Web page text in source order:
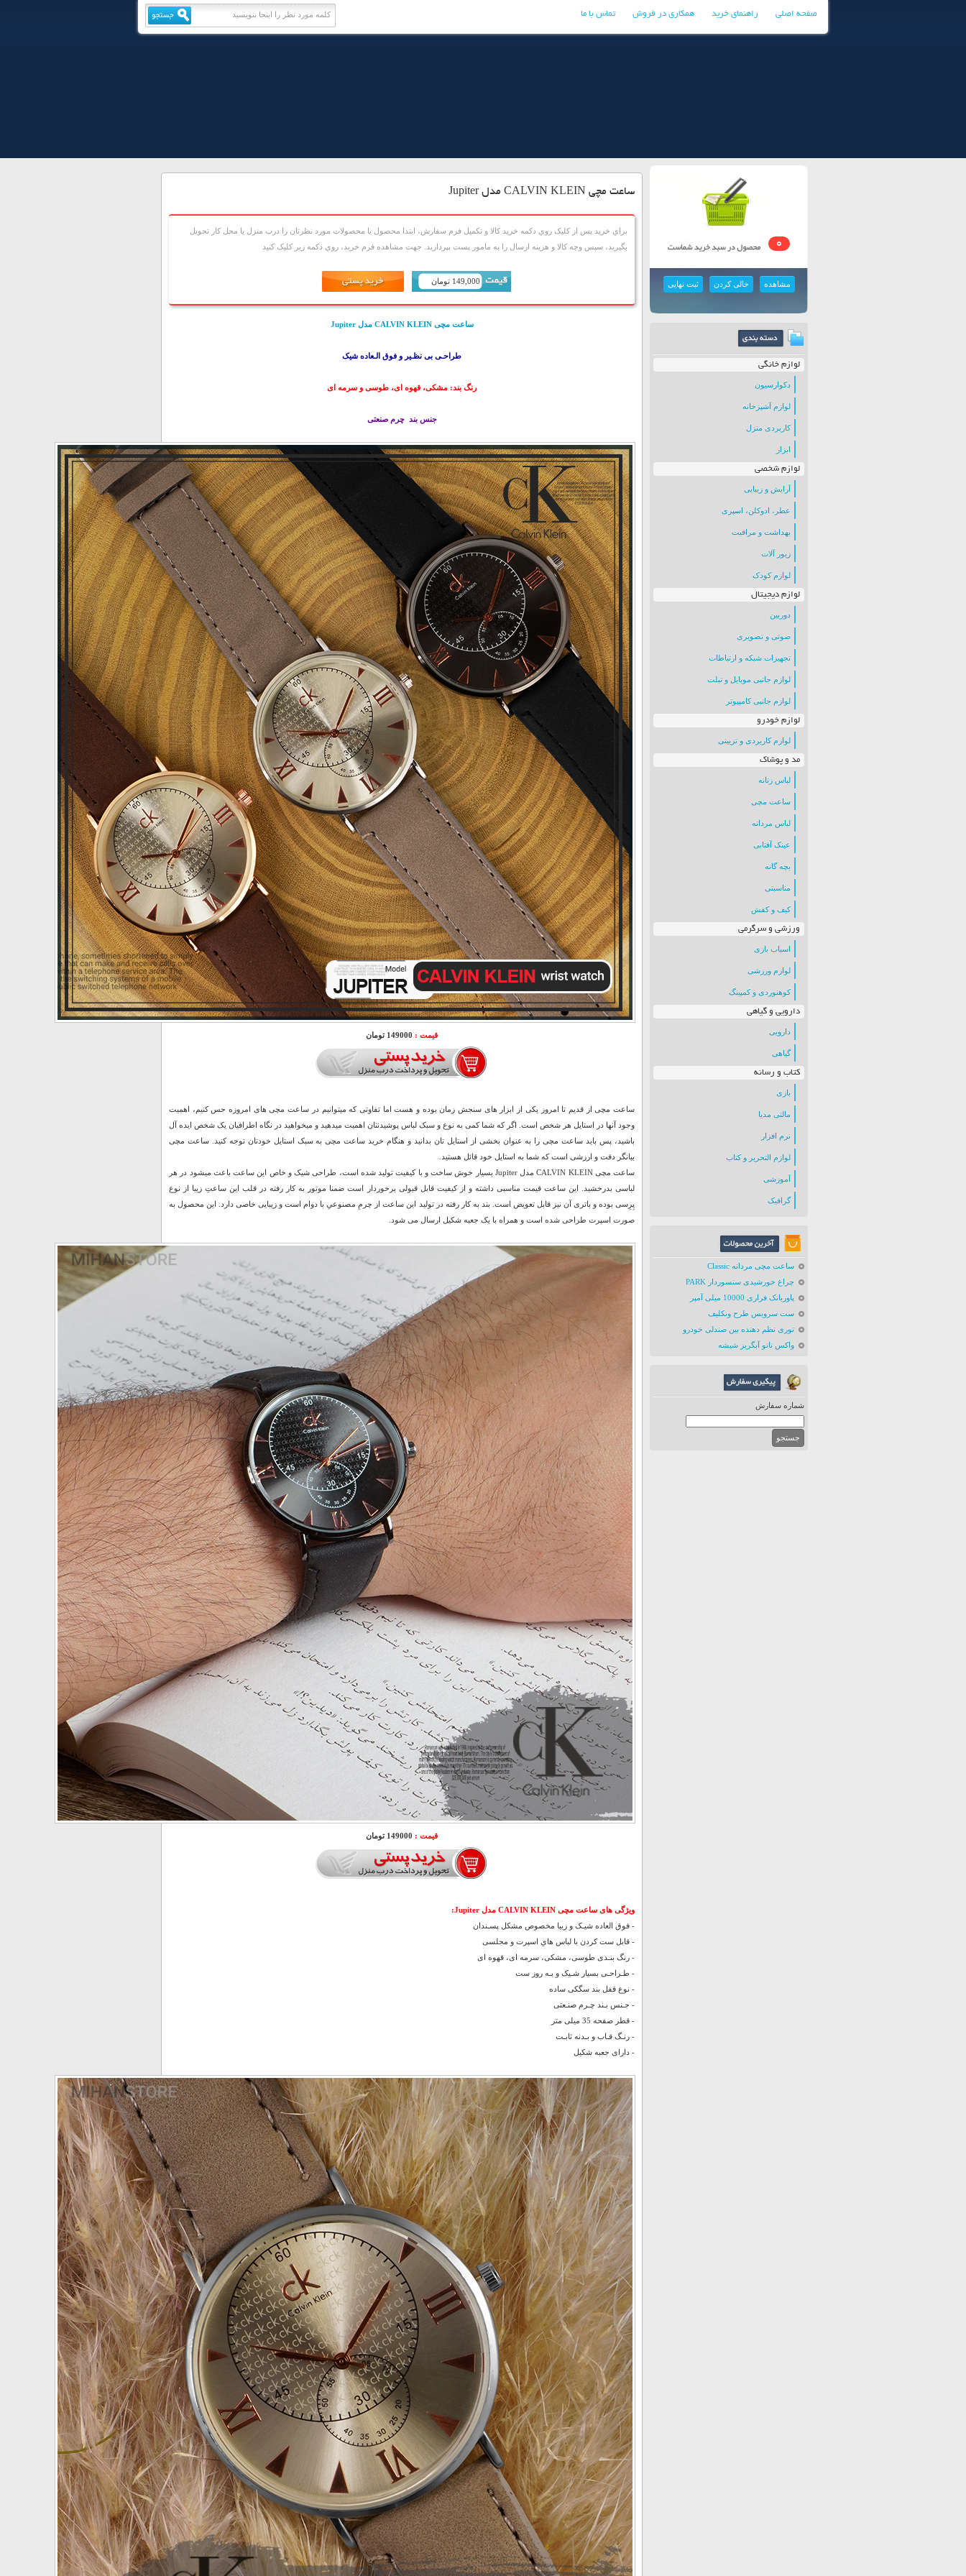
صفحه اصلی راهنمای خرید همکاری در فروش تماس با ما
0
مشاهده خالی کردن ثبت نهایی
لوازم خانگی
دکوارسیون
لوازم آشپزخانه
کاربردی منزل
ابزار
لوازم شخصی
آرایش و زیبایی
عطر، ادوکلن، اسپری
بهداشت و مراقبت
زیور آلات
لوازم کودک
لوازم دیجیتال
دوربین
صوتی و تصویری
تجهیزات شبکه و ارتباطات
لوازم جانبی موبایل و تبلت
لوازم جانبی کامپیوتر
لوازم خودرو
لوازم کاربردی و تزیینی
مد و پوشاک
لباس زنانه
ساعت مچی
لباس مردانه
عینک آفتابی
بچه گانه
مناسبتی
کیف و کفش
ورزشی و سرگرمی
اسباب بازی
لوازم ورزشی
کوهنوردی و کمپینگ
دارویی و گیاهی
دارویی
گیاهی
کتاب و رسانه
بازی
مالتی مدیا
نرم افزار
لوازم التحریر و کتاب
آموزشی
گرافیک
ساعت مچی مردانه Classic
چراغ خورشیدی سنسوردار PARK
پاوربانک فراری 10000 میلی آمپر
ست سرویس طرح ونکلیف
توری نظم دهنده بین صندلی خودرو
واکس نانو آبگریز شیشه
شماره سفارش
ساعت مچی CALVIN KLEIN مدل Jupiter
براي خريد پس از کليک روي دکمه خريد کالا و تکميل فرم سفارش، ابتدا محصول يا محصولات مورد نظرتان را درب منزل يا محل کار تحويل
بگيريد، سپس وجه کالا و هزينه ارسال را به مامور پست بپردازيد. جهت مشاهده فرم خريد، روي دکمه زير کليک کنيد
149,000 تومان
ساعت مچی CALVIN KLEIN مدل Jupiter
طراحـی بی نظـیر و فوق الـعاده شیک
رنگ بند: مشکی، قهوه ای، طوسی و سرمه ای
جنس بند چرم صنعتی
قیمت : 149000 تومان
ساعت مچی از قدیم تا امروز یکی از ابزار های سنجش زمان بوده و هست اما تفاوتی که میتوانیم در ساعت مچی های امروزه حس کنیم، اهمیت
وجود آنها در استایل هر شخص است. اگر که شما کمی به نوع و سبک لباس پوشیدنتان اهمیت میدهید و میخواهید در نگاه اطرافیان یک شخص ایده آل
باشید، پس باید ساعت مچی را به عنوان بخشی از استایل تان بدانید و هنگام خرید ساعت مچی به سبک استایل خودتان توجه کنید. ساعت مچی
بیانگر دقت و ارزشی است که شما به استایل خود قائل هستید.
ساعت مچی CALVIN KLEIN مدل Jupiter
بسیار خوش ساخت و با کیفیت تولید شده است، طراحی شیک و خاص این ساعت باعث میشود در هر
لباسی بدرخشید. این ساعت قیمت مناسبی داشته و از کیفیت قابل قبولی برخوردار است ضمنا موتور به کار رفته در قلب این ساعتِ زیبا از نوع
پِرِسی بوده و باتری آن نیز قابل تعویض است. بند به کار رفته در تولید این ساعت از چرمِ مصنوعیِ با دوام است و زیبایی خاصی دارد. این محصول به
صورت اسپرت طراحی شده است و همراه با یک جعبه شکیل ارسال می شود.
قیمت : 149000 تومان
ویژگی های ساعت مچی CALVIN KLEIN مدل Jupiter:
- فوق العاده شیـک و زیبا مخصوص مشکل پسـندان
- قابل ست كردن با لباس هاي اسپرت و مجلسی
- رنگ بنـدی طوسی، مشکی، سرمه ای، قهوه ای
- طـراحـی بسیار شـیک و بـه روز ست
- نوع قفل بند سگکی ساده
- جـنس بـند چـرم صنـعتی
- قطر صفحه 35 میلی متر
- رنـگ قـاب و بـدنه ثابـت
- دارای جعبه شکیل